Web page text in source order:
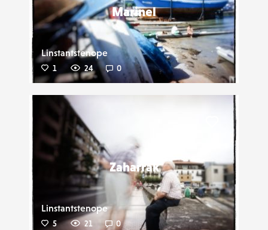
Marinel
Linstantstenope
1 24 0
Zaharrak
Linstantstenope
5 21 0
Liker